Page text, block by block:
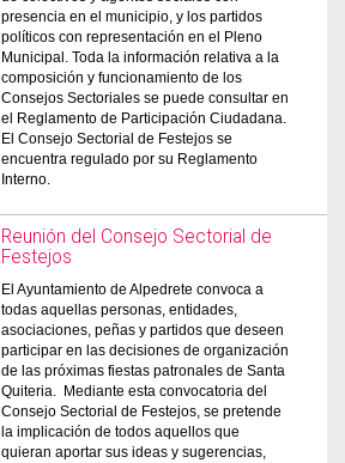
presencia en el municipio, y los partidos
políticos con representación en el Pleno
Municipal. Toda la información relativa a la
composición y funcionamiento de los
Consejos Sectoriales se puede consultar en
el Reglamento de Participación Ciudadana.
El Consejo Sectorial de Festejos se
encuentra regulado por su Reglamento
Interno.
Reunión del Consejo Sectorial de
Festejos
El Ayuntamiento de Alpedrete convoca a
todas aquellas personas, entidades,
asociaciones, peñas y partidos que deseen
participar en las decisiones de organización
de las próximas fiestas patronales de Santa
Quiteria. Mediante esta convocatoria del
Consejo Sectorial de Festejos, se pretende
la implicación de todos aquellos que
quieran aportar sus ideas y sugerencias,